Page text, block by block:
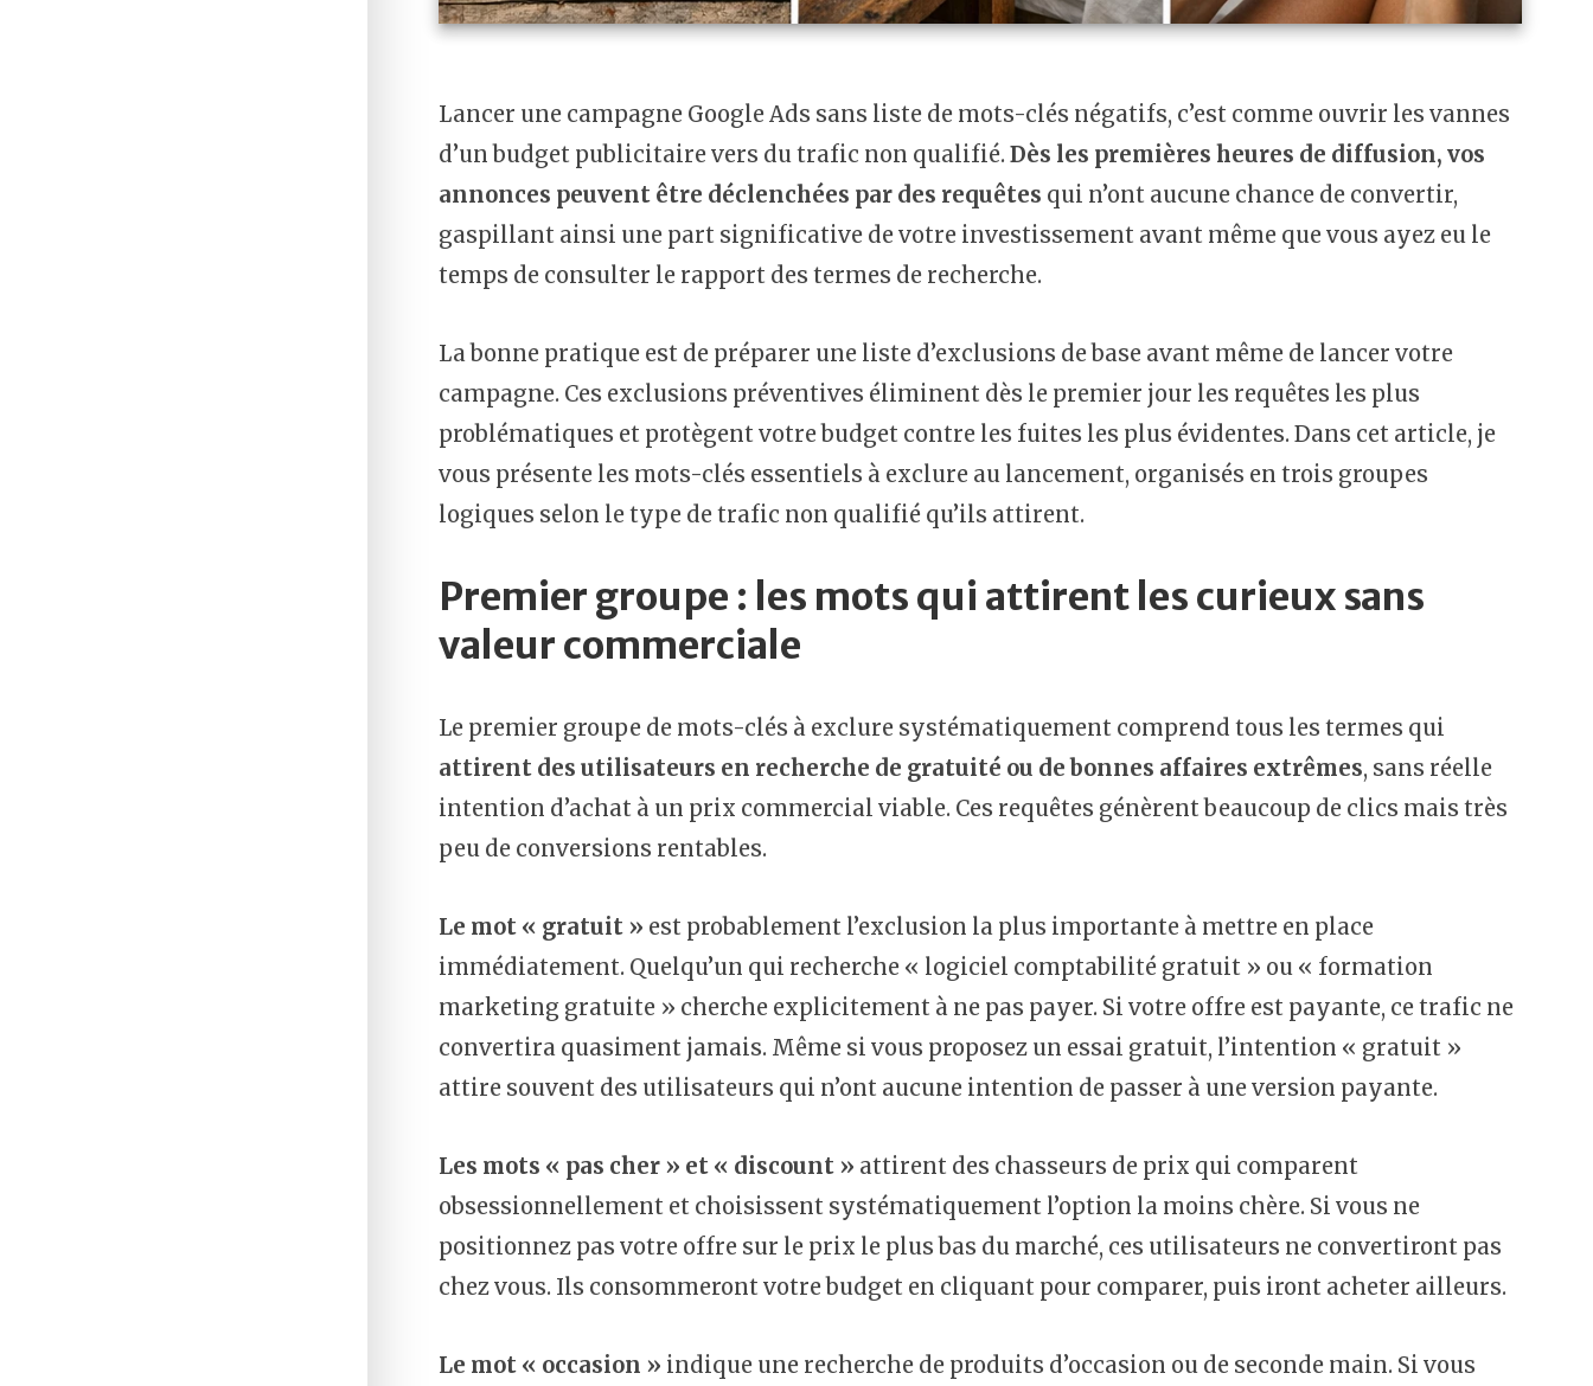
Lancer une campagne Google Ads sans liste de mots-clés négatifs, c’est comme ouvrir les vannes
d’un budget publicitaire vers du trafic non qualifié. Dès les premières heures de diffusion, vos
annonces peuvent être déclenchées par des requêtes qui n’ont aucune chance de convertir,
gaspillant ainsi une part significative de votre investissement avant même que vous ayez eu le
temps de consulter le rapport des termes de recherche.
La bonne pratique est de préparer une liste d’exclusions de base avant même de lancer votre
campagne. Ces exclusions préventives éliminent dès le premier jour les requêtes les plus
problématiques et protègent votre budget contre les fuites les plus évidentes. Dans cet article, je
vous présente les mots-clés essentiels à exclure au lancement, organisés en trois groupes
logiques selon le type de trafic non qualifié qu’ils attirent.
Premier groupe : les mots qui attirent les curieux sans
valeur commerciale
Le premier groupe de mots-clés à exclure systématiquement comprend tous les termes qui
attirent des utilisateurs en recherche de gratuité ou de bonnes affaires extrêmes, sans réelle
intention d’achat à un prix commercial viable. Ces requêtes génèrent beaucoup de clics mais très
peu de conversions rentables.
Le mot « gratuit » est probablement l’exclusion la plus importante à mettre en place
immédiatement. Quelqu’un qui recherche « logiciel comptabilité gratuit » ou « formation
marketing gratuite » cherche explicitement à ne pas payer. Si votre offre est payante, ce trafic ne
convertira quasiment jamais. Même si vous proposez un essai gratuit, l’intention « gratuit »
attire souvent des utilisateurs qui n’ont aucune intention de passer à une version payante.
Les mots « pas cher » et « discount » attirent des chasseurs de prix qui comparent
obsessionnellement et choisissent systématiquement l’option la moins chère. Si vous ne
positionnez pas votre offre sur le prix le plus bas du marché, ces utilisateurs ne convertiront pas
chez vous. Ils consommeront votre budget en cliquant pour comparer, puis iront acheter ailleurs.
Le mot « occasion » indique une recherche de produits d’occasion ou de seconde main. Si vous